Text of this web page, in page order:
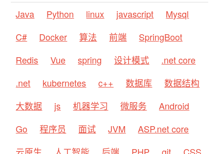
Java
Python linux javascript
Mysql
C#
Docker 算法 前端
SpringBoot
Redis
Vue spring 设计模式
.net core
.net
kubernetes c++ 数据库
数据结构
大数据
js 机器学习 微服务
Android
Go
程序员 面试 JVM
ASP.net core